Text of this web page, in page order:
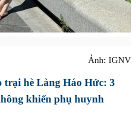
Ảnh: IGNV
trại hè Làng Háo Hức: 3
khiến phụ huynh